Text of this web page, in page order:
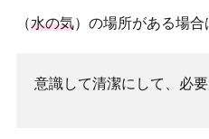
（水の気）の場所がある場合
意識して清潔にして、必